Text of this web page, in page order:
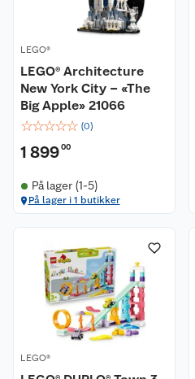
LEGO®
LEGO® Architecture
New York City – «The
Big Apple» 21066
☆☆☆☆☆ (0)
1 89900
På lager (1-5)
På lager i 1 butikker
LEGO®